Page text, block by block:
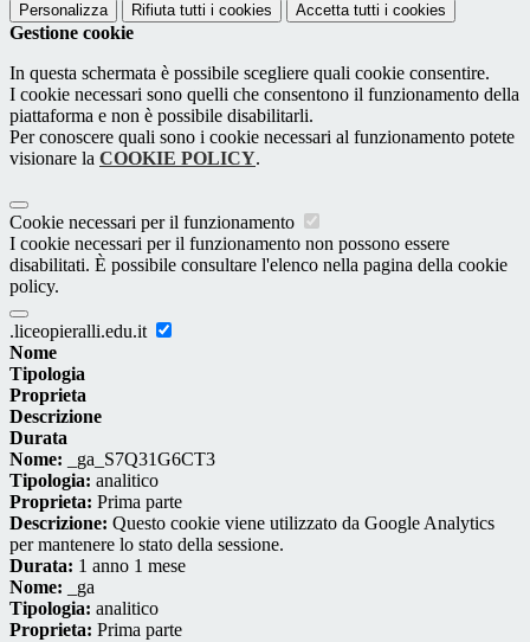
Personalizza Rifiuta tutti i cookies Accetta tutti i cookies
Gestione cookie
In questa schermata è possibile scegliere quali cookie consentire.
I cookie necessari sono quelli che consentono il funzionamento della
piattaforma e non è possibile disabilitarli.
Per conoscere quali sono i cookie necessari al funzionamento potete
visionare la COOKIE POLICY.
Cookie necessari per il funzionamento
I cookie necessari per il funzionamento non possono essere
disabilitati. È possibile consultare l'elenco nella pagina della cookie
policy.
.liceopieralli.edu.it
Nome
Tipologia
Proprieta
Descrizione
Durata
Nome: _ga_S7Q31G6CT3
Tipologia: analitico
Proprieta: Prima parte
Descrizione: Questo cookie viene utilizzato da Google Analytics
per mantenere lo stato della sessione.
Durata: 1 anno 1 mese
Nome: _ga
Tipologia: analitico
Proprieta: Prima parte